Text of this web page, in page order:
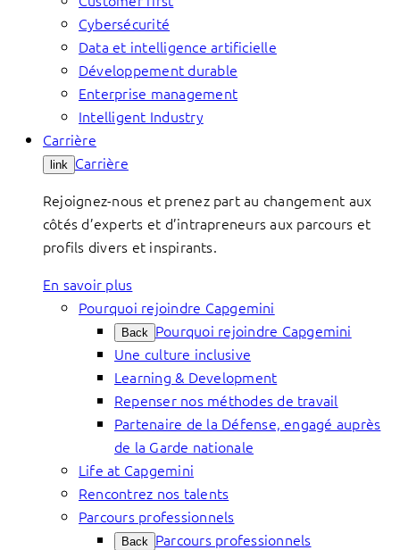
Cybersécurité
Data et intelligence artificielle
Développement durable
Enterprise management
Intelligent Industry
Carrière
link Carrière
Rejoignez-nous et prenez part au changement aux
côtés d’experts et d’intrapreneurs aux parcours et
profils divers et inspirants.
En savoir plus
Pourquoi rejoindre Capgemini
Back Pourquoi rejoindre Capgemini
Une culture inclusive
Learning & Development
Repenser nos méthodes de travail
Partenaire de la Défense, engagé auprès
de la Garde nationale
Life at Capgemini
Rencontrez nos talents
Parcours professionnels
Back Parcours professionnels